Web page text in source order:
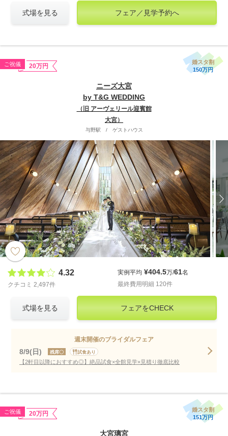
式場を見る フェア／見学予約へ
ご祝儀 20万円
婚スタ割
150万円
ニーズ大宮
by T&G WEDDING
（旧 アーヴェリール迎賓館
大宮）
与野駅 / ゲストハウス
4.32
クチコミ 2,497件
実例平均 ¥404.5万/61名
最終費用明細 120件
式場を見る フェアをCHECK
週末開催のブライダルフェア
8/9(日) 残席〇 試食あり
【2軒目以降におすすめ◎】絶品試食×全館見学×見積り徹底比較
ご祝儀 20万円
婚スタ割
151万円
大宮璃宮